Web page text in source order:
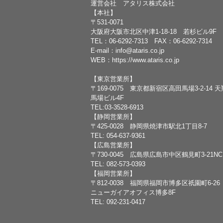
運営会社 アタリス株式会社
【本社】
〒531-0071
大阪府大阪市北区中津1-18-18 若杉ビル9F
TEL： 06-6292-7313 FAX：06-6292-7314
E-mail： info@ataris.co.jp
WEB： https://www.ataris.co.jp
【東京営業所】
〒169-0075 東京都新宿区高田馬場3-2-14 天
馬場ビル4F
TEL:03-3528-6913
【静岡営業所】
〒425-0028 静岡県焼津市駅北1丁目8-7
TEL: 054-637-9361
【広島営業所】
〒730-0045 広島県広島市中区鶴見町3-
TEL: 082-573-0393
【福岡営業所】
〒812-0038 福岡県福岡市博多区祇園町6-26
ニューガイアオフィス博多8F
TEL: 092-231-0417